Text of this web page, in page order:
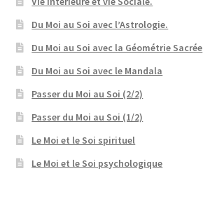
Du Moi au Soi avec l’Astrologie.
Du Moi au Soi avec la Géométrie Sacrée
Du Moi au Soi avec le Mandala
Passer du Moi au Soi (2/2)
Passer du Moi au Soi (1/2)
Le Moi et le Soi spirituel
Le Moi et le Soi psychologique